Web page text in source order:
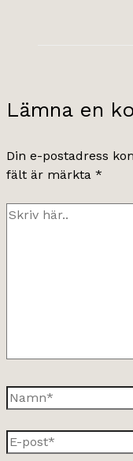
Lämna en
Din e-postadress
fält är märkta *
Skriv
Namn*
E-
post*